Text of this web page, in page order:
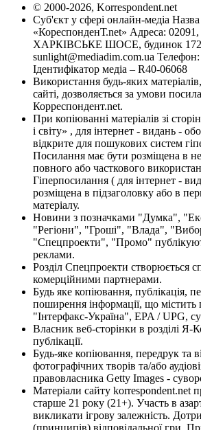
© 2000-2026, Korrespondent.net
Суб'єкт у сфері онлайн-медіа
«КореспонденТ.net» Адреса: 02091,
ХАРКІВСЬКЕ ШОСЕ, будинок 172-
sunlight@mediadim.com.ua
Ідентифікатор медіа – R40-06068
Використання будь-яких
сайті, дозволяється за умови
Корреспондент.net.
При копіюванні матеріалів зі
і світу» , для інтернет - видань -
відкрите для пошукових систем
Посилання має бути розміщена в
повного або часткового
Гіперпосилання ( для інтернет -
розміщена в підзаголовку або в
матеріалу.
Новини з позначками "Думка",
"Регіони", "Гроші", "Влада",
"Спецпроекти", "Промо"
реклами.
Розділ Спецпроекти створюється
комерційними партнерами.
Будь яке копіювання, публікація,
поширення інформації, що містить
"Інтерфакс-Україна", EPA / UPG,
Власник веб-сторінки в розділі Я-
публікації.
Будь-яке копіювання, передрук та
фотографічних творів та/або
правовласника Getty Images -
Матеріали сайту korrespondent.net
старше 21 року (21+). Участь в
викликати ігрову залежність.
(принципів) відповідальної гри.